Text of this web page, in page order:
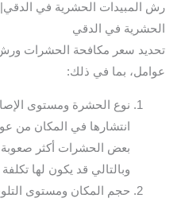
رش المبيدات الحشرية في
الحشرية في الدقي
تحديد سعر مكافحة الحشرات
عوامل، بما في ذلك:
نوع الحشرة ومستوى
انتشارها في المكان من
بعض الحشرات أكثر صعوبة
وبالتالي قد يكون لها
حجم المكان ومستوى